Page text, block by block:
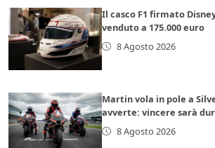
Il casco F1 firmato
venduto a 175.000 euro
8 Agosto 2026
Martin vola in pole a
avverte: vincere sarà
8 Agosto 2026